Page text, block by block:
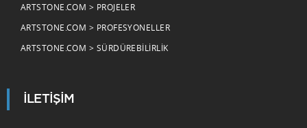
ARTSTONE.COM > PROJELER
ARTSTONE.COM > PROFESYONELLER
ARTSTONE.COM > SÜRDÜREBILIRLIK
İLETİŞİM